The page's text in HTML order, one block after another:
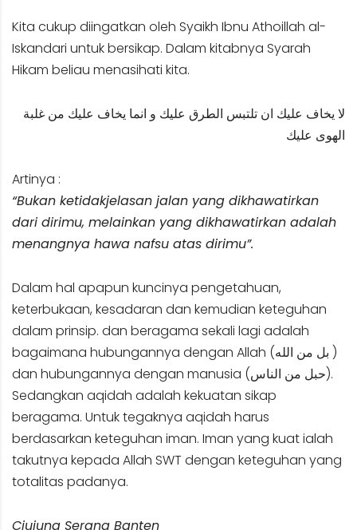
Kita cukup diingatkan oleh Syaikh Ibnu Athoillah al-
Iskandari untuk bersikap. Dalam kitabnya Syarah
Hikam beliau menasihati kita.
لا يخاف عليك ان تلتبس الطرق عليك و انما يخاف عليك من غلبة
الهوى عليك
Artinya :
“Bukan ketidakjelasan jalan yang dikhawatirkan
dari dirimu, melainkan yang dikhawatirkan adalah
menangnya hawa nafsu atas dirimu”.
Dalam hal apapun kuncinya pengetahuan,
keterbukaan, kesadaran dan kemudian keteguhan
dalam prinsip. dan beragama sekali lagi adalah
bagaimana hubungannya dengan Allah (بل من الله )
dan hubungannya dengan manusia (حبل من الناس).
Sedangkan aqidah adalah kekuatan sikap
beragama. Untuk tegaknya aqidah harus
berdasarkan keteguhan iman. Iman yang kuat ialah
takutnya kepada Allah SWT dengan keteguhan yang
totalitas padanya.
Ciujung Serang Banten